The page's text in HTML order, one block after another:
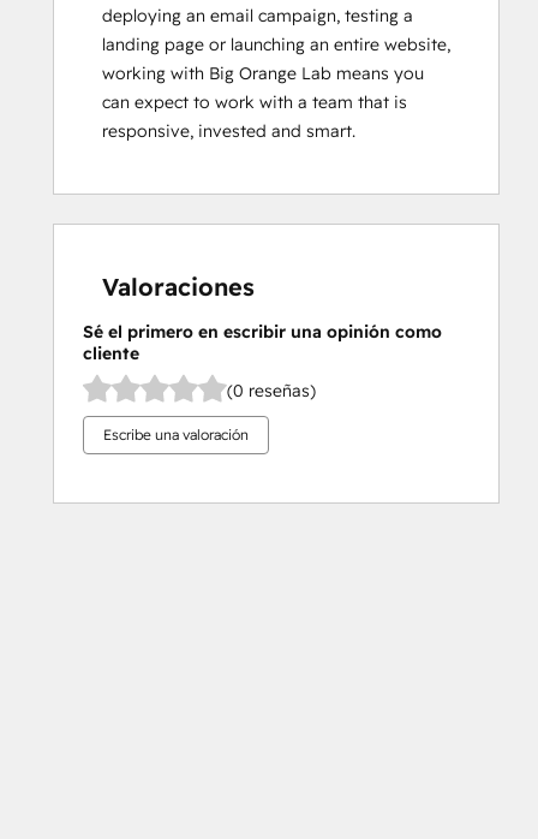
deploying an email campaign, testing a
landing page or launching an entire website,
working with Big Orange Lab means you
can expect to work with a team that is
responsive, invested and smart.
Valoraciones
Sé el primero en escribir una opinión como
cliente
(0 reseñas)
Escribe una valoración